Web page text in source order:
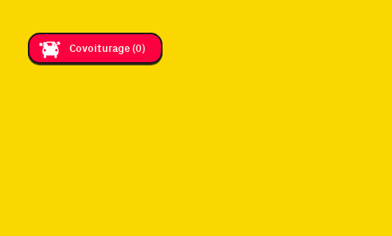
Covoiturage (0)